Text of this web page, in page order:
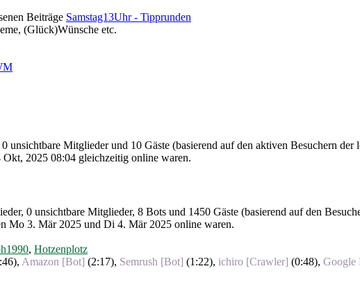
Samstag13Uhr - Tipprunden
(Glück)Wünsche etc.
unsichtbare Mitglieder und 10 Gäste (basierend auf den aktiven Besuchern der
2025 08:04 gleichzeitig online waren.
0 unsichtbare Mitglieder, 8 Bots und 1450 Gäste (basierend auf den
Mo 3. Mär 2025 und Di 4. Mär 2025 online waren.
, Hotzenplotz
), Amazon [Bot] (2:17), Semrush [Bot] (1:22), ichiro [Crawler] (0:48), Google